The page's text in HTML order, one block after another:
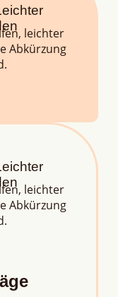
leichter
Abkürzung
leichter
Abkürzung